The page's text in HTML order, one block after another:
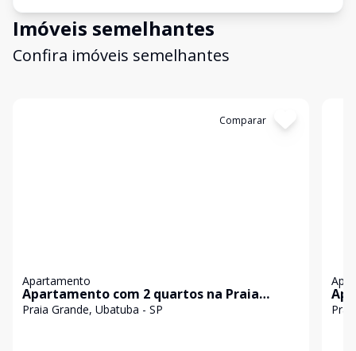
Imóveis semelhantes
Confira imóveis semelhantes
Comparar
Apartamento
Apartamento com 2 quartos na Praia
Grande
Praia Grande, Ubatuba - SP